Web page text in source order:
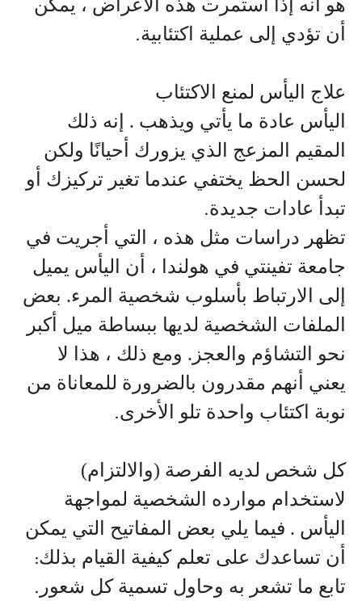
هو أنه إذا استمرت هذه الأعراض ، يمكن
أن تؤدي إلى عملية اكتئابية.
علاج اليأس لمنع الاكتئاب
اليأس عادة ما يأتي ويذهب . إنه ذلك
المقيم المزعج الذي يزورك أحيانًا ولكن
لحسن الحظ يختفي عندما تغير تركيزك أو
تبدأ عادات جديدة.
تظهر دراسات مثل هذه ، التي أجريت في
جامعة تفينتي في هولندا ، أن اليأس يميل
إلى الارتباط بأسلوب شخصية المرء. بعض
الملفات الشخصية لديها ببساطة ميل أكبر
نحو التشاؤم والعجز. ومع ذلك ، هذا لا
يعني أنهم مقدرون بالضرورة للمعاناة من
نوبة اكتئاب واحدة تلو الأخرى.
كل شخص لديه الفرصة (والالتزام)
لاستخدام موارده الشخصية لمواجهة
اليأس . فيما يلي بعض المفاتيح التي يمكن
أن تساعدك على تعلم كيفية القيام بذلك:
تابع ما تشعر به وحاول تسمية كل شعور .